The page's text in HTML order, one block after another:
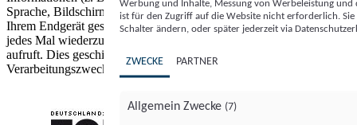
Sprache, Bildschirmgröße, unterstützte Technologien usw.) auf
Ihrem Endgerät gespeichert oder von dort ausgelesen werden, um es
jedes Mal wiederzuerkennen, wenn es eine App oder einer Webseite
aufruft. Dies geschieht für einen oder mehrere der hier aufgeführten
Verarbeitungszwecke.
Werbung und Inhalte, Messung von Werbeleistung
ist für den Zugriff auf die Website nicht erforderlich.
Schalter ändern, oder später jederzeit via
ZWECKE PARTNER
Allgemein Zwecke (7)